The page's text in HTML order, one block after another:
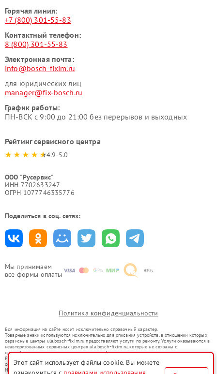
Мы принимаем
все формы оплаты
Горячая линия:
+7 (800) 301-55-83
Контактный телефон:
8 (800) 301-55-83
Электронная почта:
info@bosch-fixim.ru
для юридических лиц
manager@fix-bosch.ru
График работы:
ПН-ВСК с 9:00 до 21:00 без перерывов и выходных
Рейтинг сервисного центра
4.9-5.0
ООО "Русервис"
ИНН 7702633247
ОГРН 1077746335776
Поделиться в соц. сетях:
Политика конфиденциальности
Вся информация на сайте носит исключительно справочный характер.
Товарные знаки используются исключительно для описания устройств, в отношении которых
сервисные центры ula.bosch-fixim.ru предоставляют услуги по ремонту. Услуги оказываются в
неавторизованных сервисных центрах ula.bosch-fixim.ru, которые не связаны с
правообладателями товарных знаков или их официальными представителями.
Ремонт осуществляется для устройств, уже введенных в гражданский оборот в соответствии
со статьей 1487 ГК РФ.
Использование товарных знаков не преследует цели индивидуализации услуг или введения
Этот сайт использует файлы cookie. Вы можете